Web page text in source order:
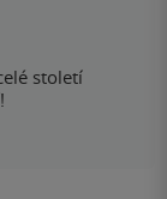
století